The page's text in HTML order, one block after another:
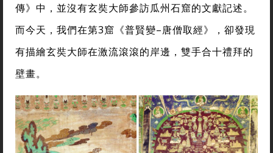
傳》中，並沒有玄奘大師參訪瓜州石窟的文獻記述。
而今天，我們在第3窟《普賢變–唐僧取經》，卻發現
有描繪玄奘大師在激流滾滾的岸邊，雙手合十禮拜的
壁畫。